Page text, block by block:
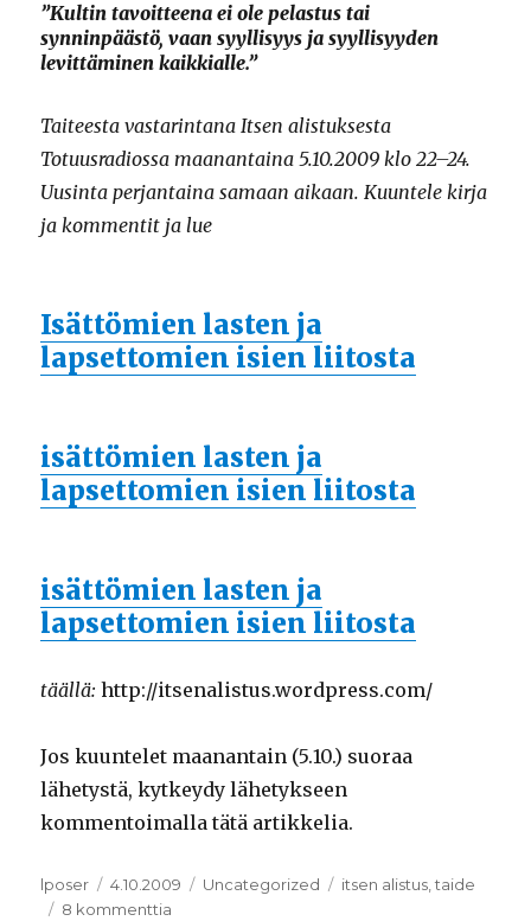
”Kultin tavoitteena ei ole pelastus tai
synninpäästö, vaan syyllisyys ja syyllisyyden
levittäminen kaikkialle.”
Taiteesta vastarintana Itsen alistuksesta
Totuusradiossa maanantaina 5.10.2009 klo 22–24.
Uusinta perjantaina samaan aikaan. Kuuntele kirja
ja kommentit ja lue
Isättömien lasten ja
lapsettomien isien liitosta
isättömien lasten ja
lapsettomien isien liitosta
isättömien lasten ja
lapsettomien isien liitosta
täällä:http://itsenalistus.wordpress.com/
Jos kuuntelet maanantain (5.10.) suoraa
lähetystä, kytkeydy lähetykseen
kommentoimalla tätä artikkelia.
Kirjoittaja
lposer Julkaistu
4.10.2009 Kategoriat
Uncategorized Avainsanat
itsen alistus,taide
8 kommenttia